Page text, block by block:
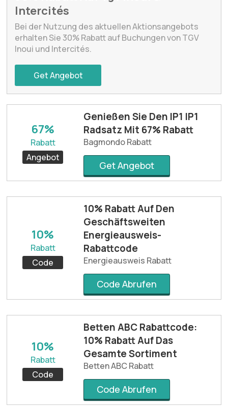
Intercités
Bei der Nutzung des aktuellen Aktionsangebots
erhalten Sie 30% Rabatt auf Buchungen von TGV
Inoui und Intercités.
Get Angebot
67%
Rabatt
Angebot
Genießen Sie Den IP1 IP1
Radsatz Mit 67% Rabatt
Bagmondo Rabatt
Get Angebot
10%
Rabatt
Code
10% Rabatt Auf Den
Geschäftsweiten
Energieausweis-
Rabattcode
Energieausweis Rabatt
Code Abrufen
10%
Rabatt
Code
Betten ABC Rabattcode:
10% Rabatt Auf Das
Gesamte Sortiment
Betten ABC Rabatt
Code Abrufen